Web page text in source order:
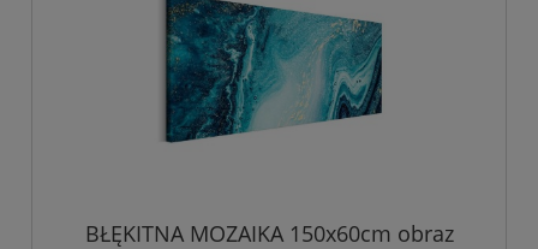
BŁĘKITNA MOZAIKA 150x60cm obraz